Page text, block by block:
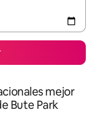
mejor
Bute Park